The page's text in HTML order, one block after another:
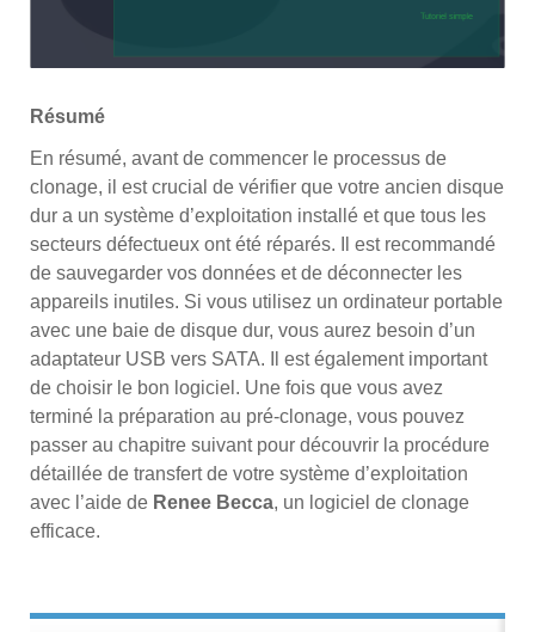
Résumé
En résumé, avant de commencer le processus de
clonage, il est crucial de vérifier que votre ancien disque
dur a un système d’exploitation installé et que tous les
secteurs défectueux ont été réparés. Il est recommandé
de sauvegarder vos données et de déconnecter les
appareils inutiles. Si vous utilisez un ordinateur portable
avec une baie de disque dur, vous aurez besoin d’un
adaptateur USB vers SATA. Il est également important
de choisir le bon logiciel. Une fois que vous avez
terminé la préparation au pré-clonage, vous pouvez
passer au chapitre suivant pour découvrir la procédure
détaillée de transfert de votre système d’exploitation
avec l’aide de Renee Becca, un logiciel de clonage
efficace.